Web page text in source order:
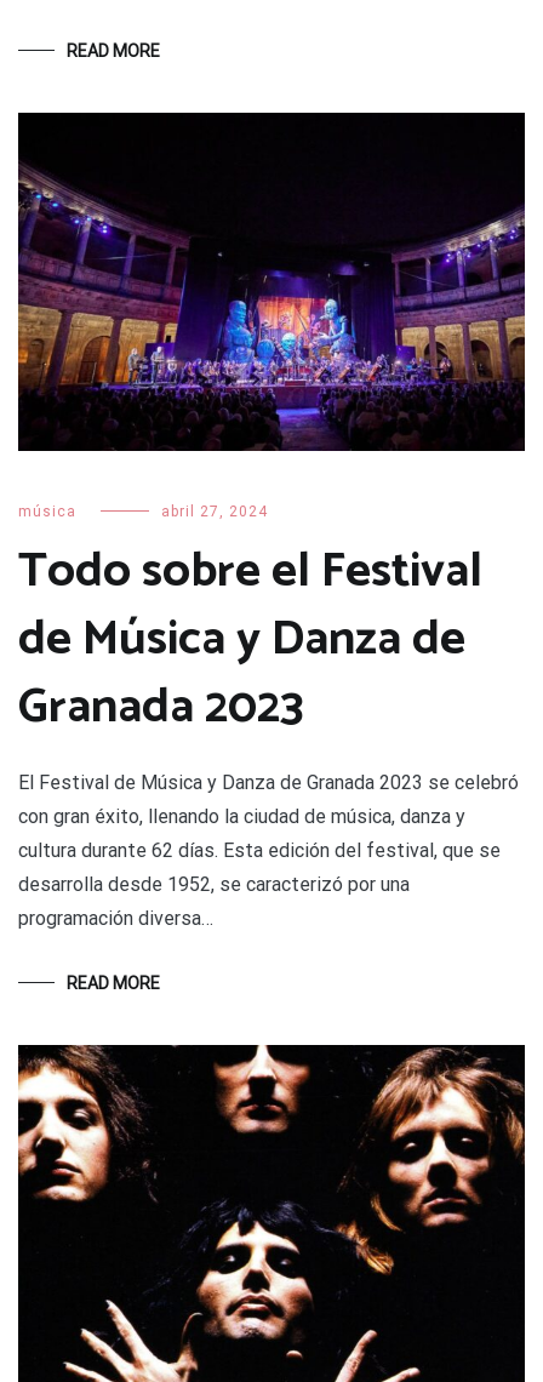
READ MORE
música abril 27, 2024
Todo sobre el Festival
de Música y Danza de
Granada 2023
El Festival de Música y Danza de Granada 2023 se celebró
con gran éxito, llenando la ciudad de música, danza y
cultura durante 62 días. Esta edición del festival, que se
desarrolla desde 1952, se caracterizó por una
programación diversa…
READ MORE